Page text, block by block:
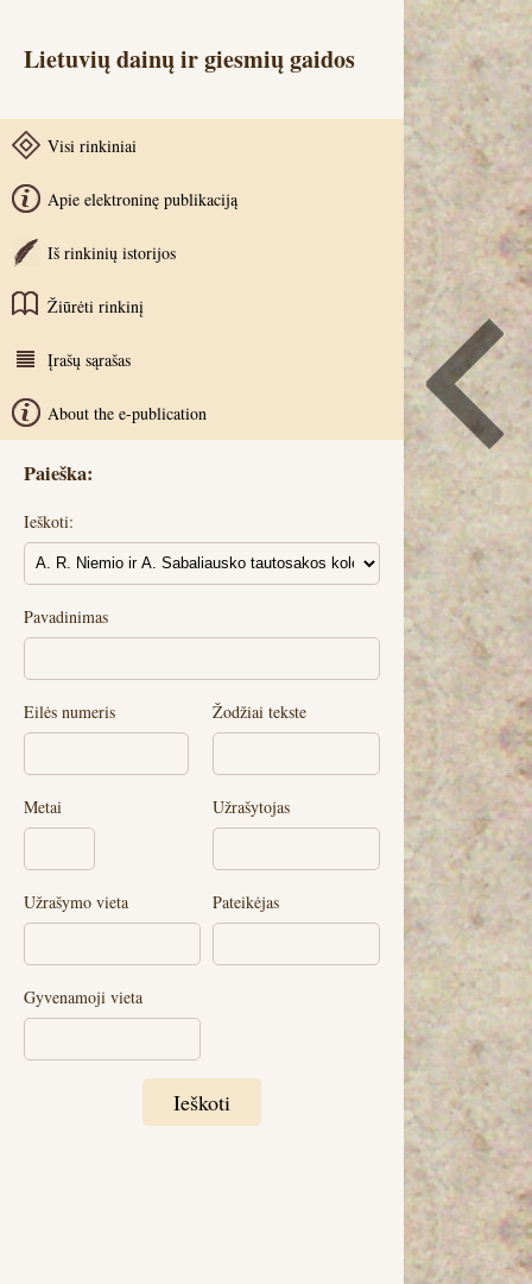
Lietuvių dainų ir giesmių gaidos
Visi rinkiniai
Apie elektroninę publikaciją
Iš rinkinių istorijos
Žiūrėti rinkinį
Įrašų sąrašas
About the e-publication
Paieška:
Ieškoti:
Pavadinimas
Eilės numeris Žodžiai tekste
Metai Užrašytojas
Užrašymo vieta Pateikėjas
Gyvenamoji vieta